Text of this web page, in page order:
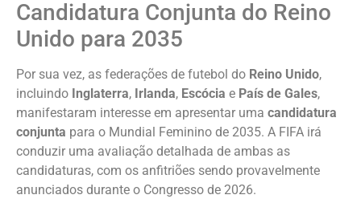
Candidatura Conjunta do Reino
Unido para 2035
Por sua vez, as federações de futebol do Reino Unido,
incluindo Inglaterra, Irlanda, Escócia e País de Gales,
manifestaram interesse em apresentar uma candidatura
conjunta para o Mundial Feminino de 2035. A FIFA irá
conduzir uma avaliação detalhada de ambas as
candidaturas, com os anfitriões sendo provavelmente
anunciados durante o Congresso de 2026.